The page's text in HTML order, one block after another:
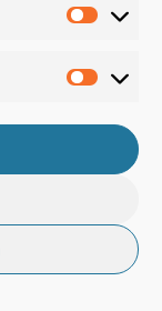
2024.